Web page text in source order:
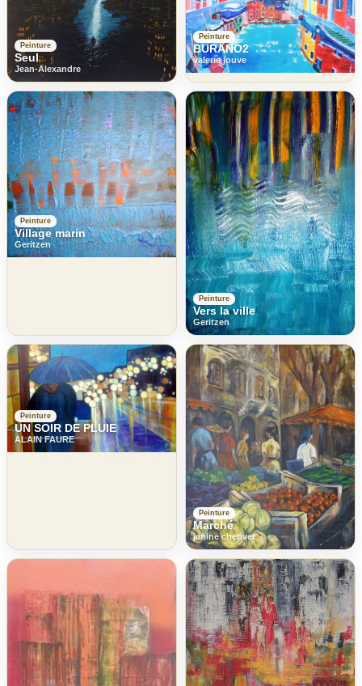
Peinture
Seul
Jean-Alexandre
Peinture
BURANO2
valerie jouve
Peinture
Village marin
Geritzen
Peinture
Vers la ville
Geritzen
Peinture
UN SOIR DE PLUIE
ALAIN FAURE
Peinture
Marché
janine chetivet